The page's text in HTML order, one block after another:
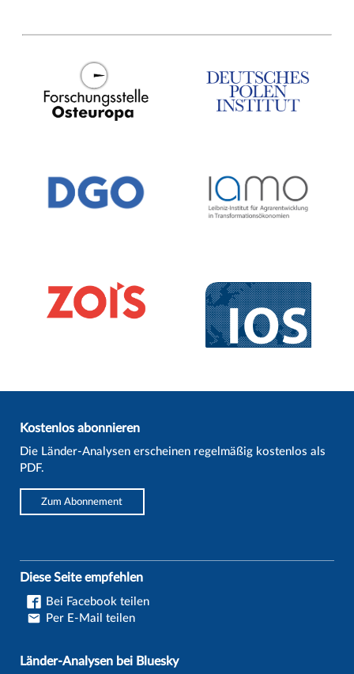
Kostenlos abonnieren
Die Länder-Analysen erscheinen regelmäßig kostenlos als
PDF.
Zum Abonnement
Diese Seite empfehlen
Bei Facebook teilen
Per E-Mail teilen
Länder-Analysen bei Bluesky